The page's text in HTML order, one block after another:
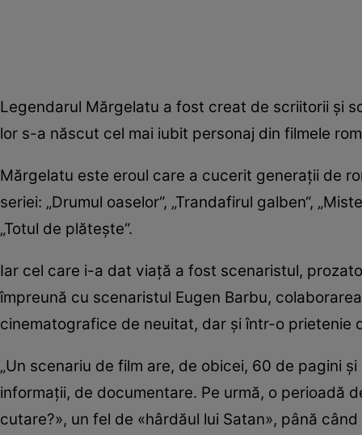
Legendarul Mărgelatu a fost creat de scriitorii şi
lor s-a născut cel mai iubit personaj din filmele
Mărgelatu este eroul care a cucerit generaţii de
seriei: „Drumul oaselor“, „Trandafirul galben“,
„Totul de plăteşte“.
Iar cel care i-a dat viaţă a fost scenaristul,
împreună cu scenaristul Eugen Barbu,
cinematografice de neuitat, dar şi într-o prietenie
„Un scenariu de film are, de obicei, 60 de pagini
informaţii, de documentare. Pe urmă, o perioadă
cutare?», un fel de «hârdăul lui Satan», până